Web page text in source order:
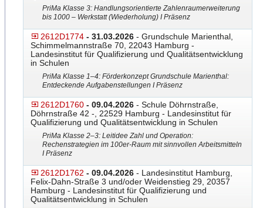
PriMa Klasse 3: Handlungsorientierte Zahlenraumerweiterung
bis 1000 – Werkstatt (Wiederholung) I Präsenz
2612D1774 - 31.03.2026 - Grundschule Marienthal,
Schimmelmannstraße 70, 22043 Hamburg -
Landesinstitut für Qualifizierung und Qualitätsentwicklung
in Schulen
PriMa Klasse 1–4: Förderkonzept Grundschule Marienthal:
Entdeckende Aufgabenstellungen I Präsenz
2612D1760 - 09.04.2026 - Schule Döhrnstraße,
Döhrnstraße 42 -, 22529 Hamburg - Landesinstitut für
Qualifizierung und Qualitätsentwicklung in Schulen
PriMa Klasse 2–3: Leitidee Zahl und Operation:
Rechenstrategie​n im 100er-Raum mit sinnvollen Arbeitsmitteln
I Präsenz
2612D1762 - 09.04.2026 - Landesinstitut Hamburg,
Felix-Dahn-Straße 3 und/oder Weidenstieg 29, 20357
Hamburg - Landesinstitut für Qualifizierung und
Qualitätsentwicklung in Schulen